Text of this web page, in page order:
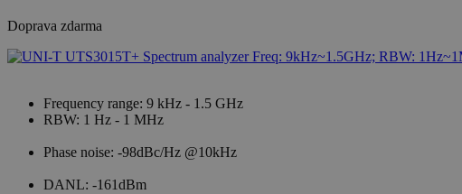
Doprava zdarma
Frequency range: 9 kHz - 1.5 GHz
RBW: 1 Hz - 1 MHz
Phase noise: -98dBc/Hz @10kHz
DANL: -161dBm